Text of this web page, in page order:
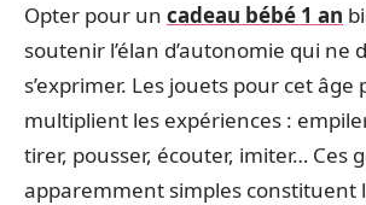
Opter pour un cadeau bébé 1 an
soutenir l’élan d’autonomie qui ne
s’exprimer. Les jouets pour cet âge
multiplient les expériences :
tirer, pousser, écouter, imiter… Ces
apparemment simples constituent